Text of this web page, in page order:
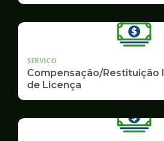
SERVICO
Compensação/Restituição
de Licença